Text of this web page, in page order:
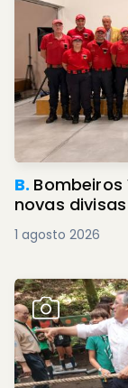
B.
novas
1 agosto 2026